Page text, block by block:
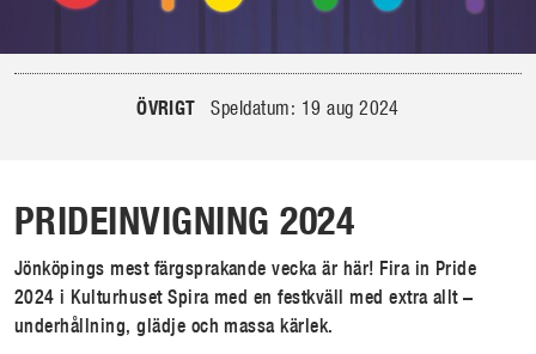
ÖVRIGT Speldatum: 19 aug 2024
PRIDEINVIGNING 2024
Jönköpings mest färgsprakande vecka är här! Fira in Pride
2024 i Kulturhuset Spira med en festkväll med extra allt –
underhållning, glädje och massa kärlek.